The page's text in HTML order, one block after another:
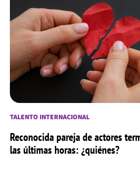
TALENTO INTERNACIONAL
Reconocida pareja de actores
las últimas horas: ¿quiénes?